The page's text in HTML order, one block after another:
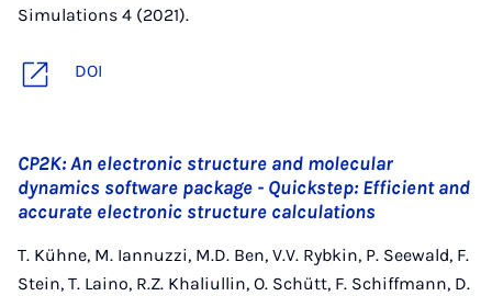
Simulations 4 (2021).
DOI
CP2K: An electronic structure and molecular
dynamics software package - Quickstep: Efficient and
accurate electronic structure calculations
T. Kühne, M. Iannuzzi, M.D. Ben, V.V. Rybkin, P. Seewald, F.
Stein, T. Laino, R.Z. Khaliullin, O. Schütt, F. Schiffmann, D.